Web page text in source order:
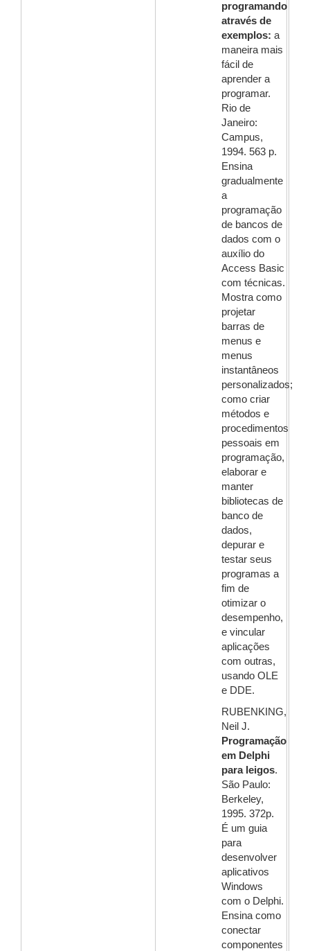
programando
através de
exemplos: a
maneira mais
fácil de
aprender a
programar.
Rio de
Janeiro:
Campus,
1994. 563 p.
Ensina
gradualmente
a
programação
de bancos de
dados com o
auxílio do
Access Basic
com técnicas.
Mostra como
projetar
barras de
menus e
menus
instantâneos
personalizados;
como criar
métodos e
procedimentos
pessoais em
programação,
elaborar e
manter
bibliotecas de
banco de
dados,
depurar e
testar seus
programas a
fim de
otimizar o
desempenho,
e vincular
aplicações
com outras,
usando OLE
e DDE.
RUBENKING,
Neil J.
Programação
em Delphi
para leigos.
São Paulo:
Berkeley,
1995. 372p.
É um guia
para
desenvolver
aplicativos
Windows
com o Delphi.
Ensina como
conectar
componentes